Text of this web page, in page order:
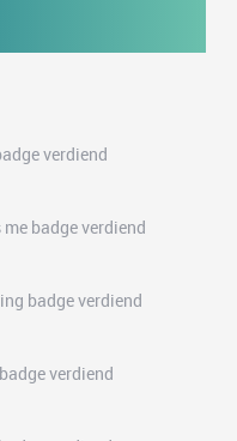
verdiend
badge verdiend
badge verdiend
verdiend